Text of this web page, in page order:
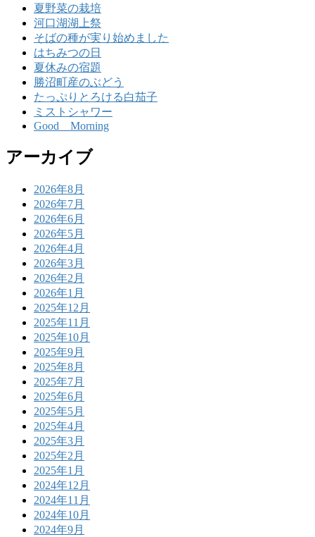
夏野菜の栽培
河口湖湖上祭
そばの種が実り始めました
はちみつの日
夏休みの宿題
勝沼町産のぶどう
たっぷりとろける白茄子
ミストシャワー
Good Morning
アーカイブ
2026年8月
2026年7月
2026年6月
2026年5月
2026年4月
2026年3月
2026年2月
2026年1月
2025年12月
2025年11月
2025年10月
2025年9月
2025年8月
2025年7月
2025年6月
2025年5月
2025年4月
2025年3月
2025年2月
2025年1月
2024年12月
2024年11月
2024年10月
2024年9月